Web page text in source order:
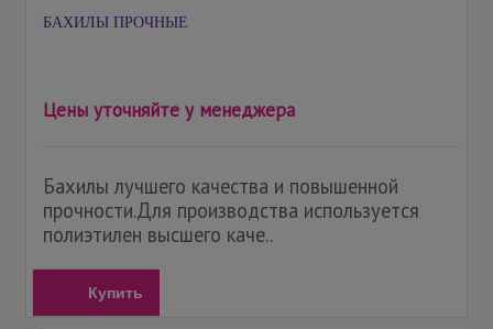
БАХИЛЫ ПРОЧНЫЕ
Цены уточняйте у менеджера
Бахилы лучшего качества и повышенной
прочности.Для производства используется
полиэтилен высшего каче..
Купить